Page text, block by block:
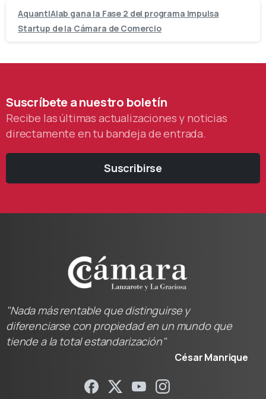
AquantIAlab gana la Fase 2 del programa Impulsa
Startup de la Cámara de Comercio
Suscríbeteanuestro boletín
Recibe las últimas actualizaciones y noticias
directamente en tu bandeja de entrada.
Suscribirse
"Nada más rentable que distinguirse y
diferenciarse con propiedad en un mundo que
tiende a la total estandarización"
César Manrique